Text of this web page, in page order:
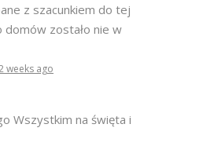
z szacunkiem do tej
zostało nie w
weeks ago
Wszystkim na święta i